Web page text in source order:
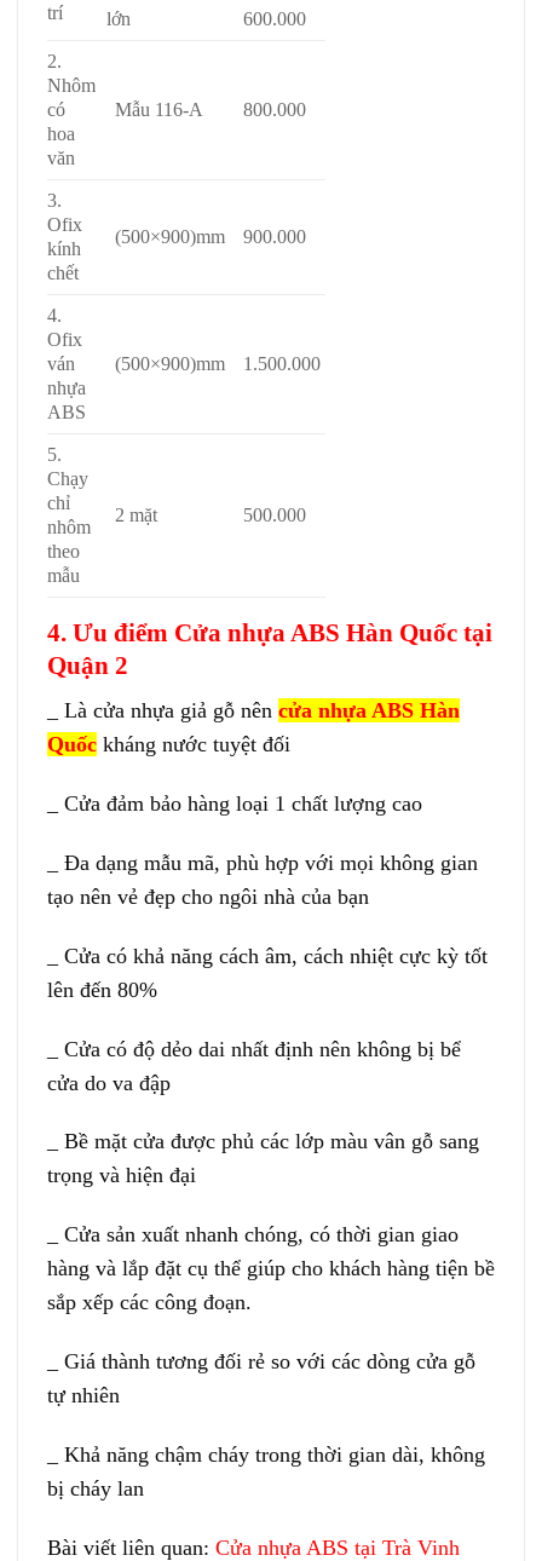
trí
lớn 600.000
2.
Nhôm
có
hoa
văn
Mẫu 116-A 800.000
3.
Ofix
kính
chết
(500×900)mm 900.000
4.
Ofix
ván
nhựa
ABS
(500×900)mm 1.500.000
5.
Chạy
chỉ
nhôm
theo
mẫu
2 mặt 500.000
4. Ưu điểm Cửa nhựa ABS Hàn Quốc tại
Quận 2
_ Là cửa nhựa giả gỗ nên cửa nhựa ABS Hàn
Quốc kháng nước tuyệt đối
_ Cửa đảm bảo hàng loại 1 chất lượng cao
_ Đa dạng mẫu mã, phù hợp với mọi không gian
tạo nên vẻ đẹp cho ngôi nhà của bạn
_ Cửa có khả năng cách âm, cách nhiệt cực kỳ tốt
lên đến 80%
_ Cửa có độ dẻo dai nhất định nên không bị bể
cửa do va đập
_ Bề mặt cửa được phủ các lớp màu vân gỗ sang
trọng và hiện đại
_ Cửa sản xuất nhanh chóng, có thời gian giao
hàng và lắp đặt cụ thể giúp cho khách hàng tiện bề
sắp xếp các công đoạn.
_ Giá thành tương đối rẻ so với các dòng cửa gỗ
tự nhiên
_ Khả năng chậm cháy trong thời gian dài, không
bị cháy lan
Bài viết liên quan: Cửa nhựa ABS tại Trà Vinh